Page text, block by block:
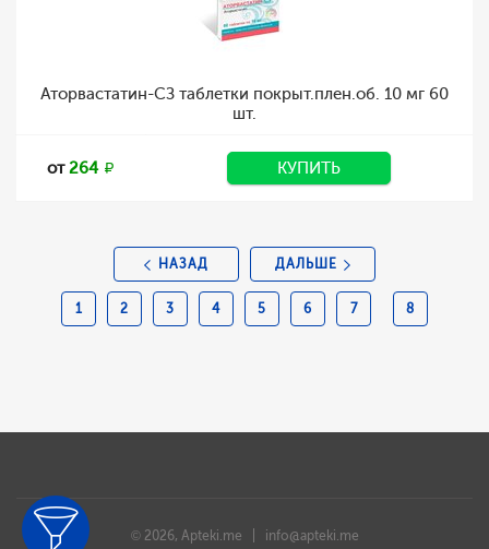
Аторвастатин-СЗ таблетки покрыт.плен.об. 10 мг 60
шт.
от264 КУПИТЬ
НАЗАД
1 2 3 4 5 6 7 8
ДАЛЬШЕ
© 2026, Apteki.me | info@apteki.me